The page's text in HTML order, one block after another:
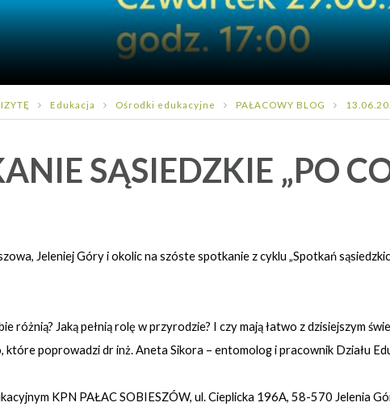
Edukacja Ośrodki edukacyjne PAŁACOWY BLOG
SĄSIEDZKIE „PO
Jeleniej Góry i okolic na szóste spotkanie z cyklu „Spotkań
różnią? Jaką pełnią rolę w przyrodzie? I czy mają łatwo z dzisiejszym
które poprowadzi dr inż. Aneta Sikora – entomolog i pracownik Działu
KPN PAŁAC SOBIESZÓW, ul. Cieplicka 196A, 58-570 Jelenia